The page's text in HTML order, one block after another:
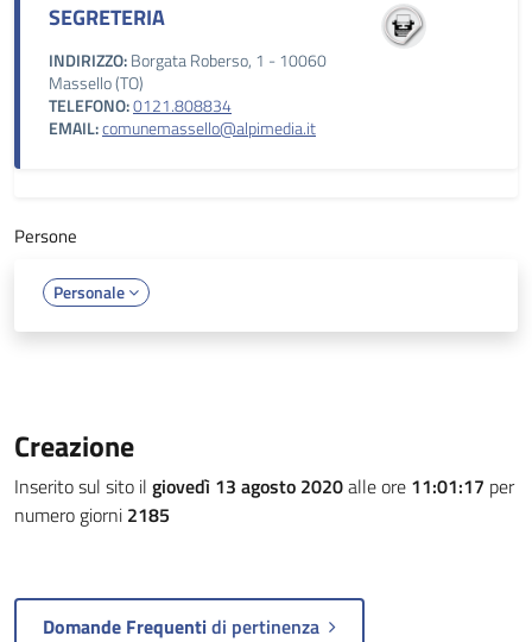
SEGRETERIA
INDIRIZZO:Borgata Roberso, 1 - 10060
Massello (TO)
TELEFONO:0121.808834
EMAIL:comunemassello@alpimedia.it
Persone
Personale
Creazione
Inserito sul sito il giovedì 13 agosto 2020alle ore 11:01:17 per
numero giorni 2185
Domande Frequentidi pertinenza